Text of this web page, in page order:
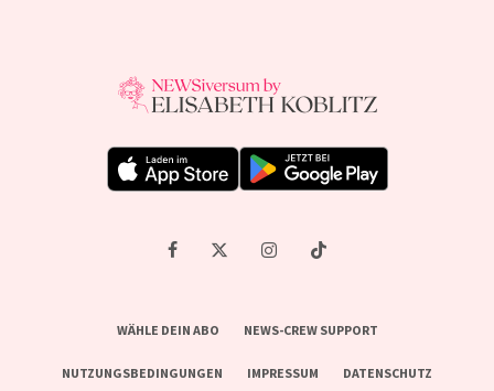
WÄHLE DEIN ABO NEWS-CREW SUPPORT
NUTZUNGSBEDINGUNGEN IMPRESSUM DATENSCHUTZ